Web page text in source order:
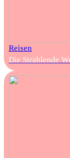
Reisen
Die Strahlende